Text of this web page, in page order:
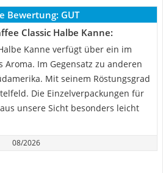
Bewertung: GUT
Classic Halbe Kanne:
Kanne verfügt über ein im
Aroma. Im Gegensatz zu anderen
Mit seinem Röstungsgrad
Die Einzelverpackungen für
unsere Sicht besonders leicht
08/2026